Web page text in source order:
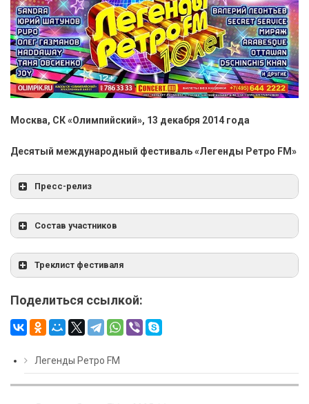
Москва, СК «Олимпийский», 13 декабря 2014 года
Десятый международный фестиваль «Легенды Ретро FM»
Пресс-релиз
Состав участников
Треклист фестиваля
Поделиться ссылкой:
Легенды Ретро FM